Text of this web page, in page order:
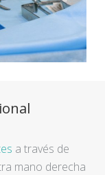
a través de
mano derecha